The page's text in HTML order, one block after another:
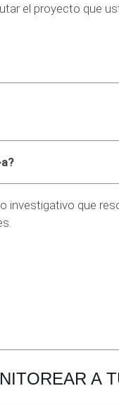
el proyecto que
investigativo que
A